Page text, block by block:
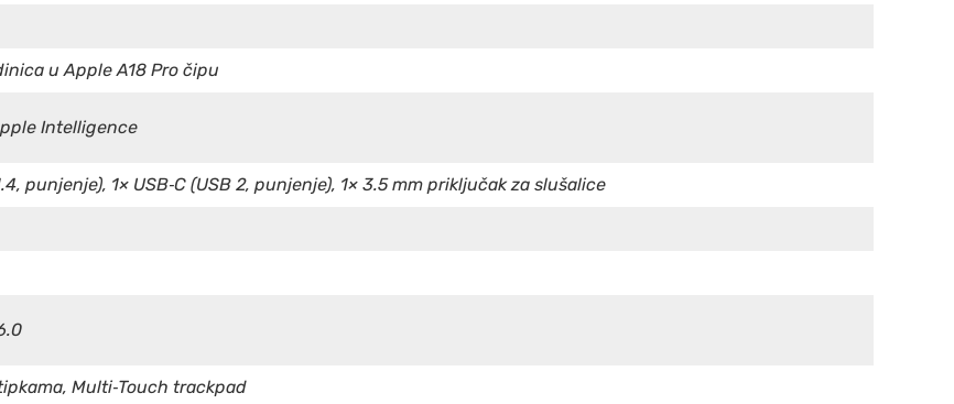
u Apple A18 Pro čipu
Intelligence
punjenje), 1× USB‑C (USB 2, punjenje), 1× 3.5 mm priključak za slušalice
Multi‑Touch trackpad